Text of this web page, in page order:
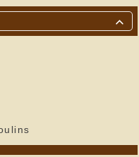
